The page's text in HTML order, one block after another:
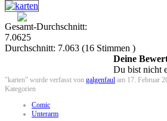
Gesamt-Durchschnitt:
7.0625
Durchschnitt: 7.063 (16 Stimmen )
Deine
Du bist nicht
"karten" wurde verfasst von galgenfaul am 17. Februar
Kategorien
Comic
Unterarm